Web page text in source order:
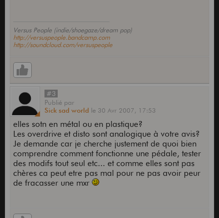
Versus People (indie/shoegaze/dream pop)
http://versuspeople.bandcamp.com
http://soundcloud.com/versuspeople
#3
Publié par
Sick sad world le 30 Avr 2007, 17:53
elles sotn en métal ou en plastique?
Les overdrive et disto sont analogique à votre avis?
Je demande car je cherche justement de quoi bien
comprendre comment fonctionne une pédale, tester
des modifs tout seul etc... et comme elles sont pas
chères ca peut etre pas mal pour ne pas avoir peur
de fracasser une mxr